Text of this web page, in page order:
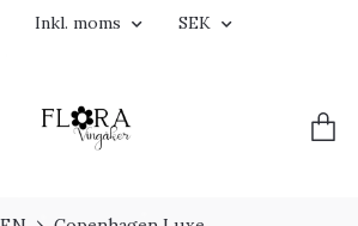
Inkl. moms SEK